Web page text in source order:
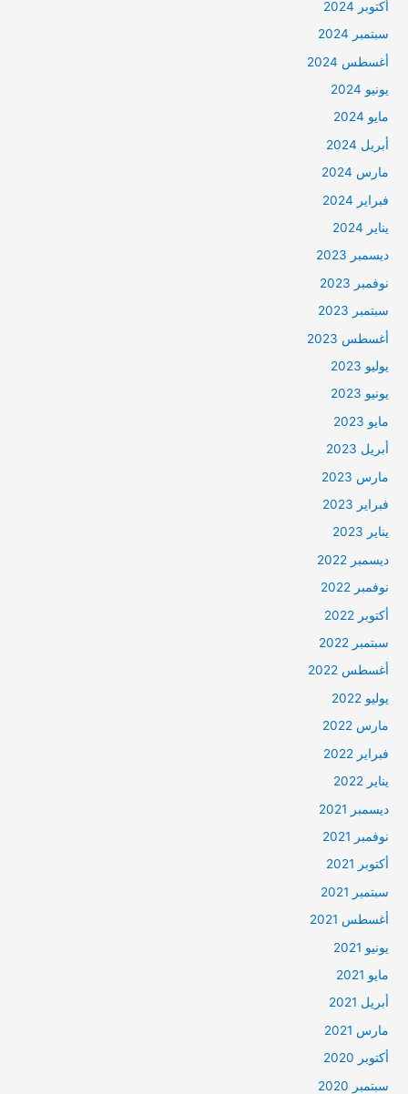
أكتوبر 2024
سبتمبر 2024
أغسطس 2024
يونيو 2024
مايو 2024
أبريل 2024
مارس 2024
فبراير 2024
يناير 2024
ديسمبر 2023
نوفمبر 2023
سبتمبر 2023
أغسطس 2023
يوليو 2023
يونيو 2023
مايو 2023
أبريل 2023
مارس 2023
فبراير 2023
يناير 2023
ديسمبر 2022
نوفمبر 2022
أكتوبر 2022
سبتمبر 2022
أغسطس 2022
يوليو 2022
مارس 2022
فبراير 2022
يناير 2022
ديسمبر 2021
نوفمبر 2021
أكتوبر 2021
سبتمبر 2021
أغسطس 2021
يونيو 2021
مايو 2021
أبريل 2021
مارس 2021
أكتوبر 2020
سبتمبر 2020